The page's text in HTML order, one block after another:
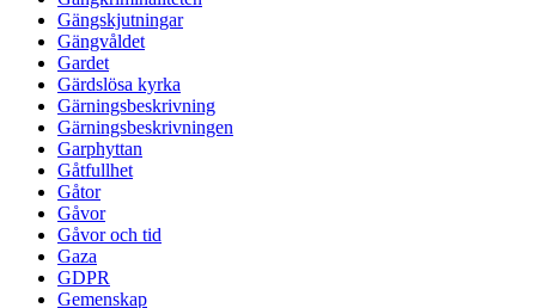
Gängskjutningar
Gängvåldet
Gardet
Gärdslösa kyrka
Gärningsbeskrivning
Gärningsbeskrivningen
Garphyttan
Gåtfullhet
Gåtor
Gåvor
Gåvor och tid
Gaza
GDPR
Gemenskap